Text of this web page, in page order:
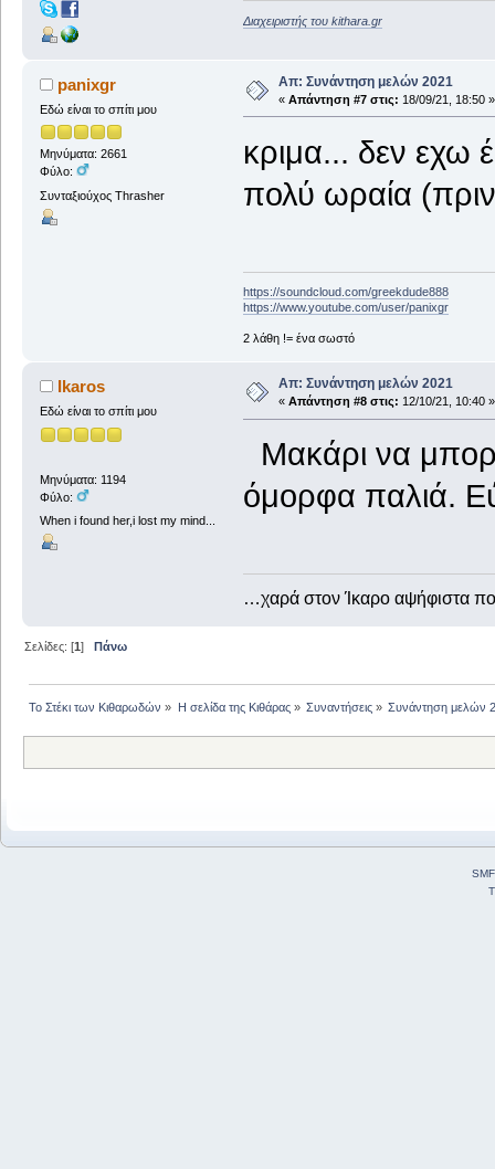
Διαχειριστής του kithara.gr
panixgr
Εδώ είναι το σπίτι μου
Μηνύματα: 2661
Φύλο:
Συνταξιούχος Thrasher
Απ: Συνάντηση μελών 2021
« Απάντηση #7 στις: 18/09/21, 18:50 »
κριμα... δεν εχω
πολύ ωραία
https://soundcloud.com/greekdude888
https://www.youtube.com/user/panixgr
2 λάθη != ένα σωστό
Ikaros
Εδώ είναι το σπίτι μου
Μηνύματα: 1194
Φύλο:
When i found her,i lost my mind...
Απ: Συνάντηση μελών 2021
« Απάντηση #8 στις: 12/10/21, 10:40 »
Μακάρι να
όμορφα παλιά.
…χαρά στον Ίκαρο αψήφιστα
Σελίδες: [1]Πάνω
Το Στέκι των Κιθαρωδών » Η σελίδα της Κιθάρας» Συναντήσεις» Συνάντηση μελών